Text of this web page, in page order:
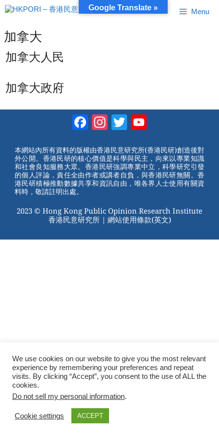
跳
至
容
Menu
加拿大
加拿大人民
加拿大政府
Facebook
Instagram
Twitter
本網站內所有資料的版權由香港民意研究所(香港民研)創造後對
外公開。香港民研的核心價值是科學與民主，向來以專業知識
和社會良知服務大眾。香港民研強調專業中立，科學研究引發
的個人評論，責任全由作者或講者自負，與香港民研無關。香
港民研積極推動數據共享和資訊自由，唯各界人士使用有關資
料時，敬請註明出處。
2023 © Hong Kong Public Opinion Research Institute
香港民意研究所 | 網站使用條款(英文)
We use cookies on our website to give you the most relevant
experience by remembering your preferences and repeat
visits. By clicking “Accept”, you consent to the use of ALL the
cookies.
Do not sell my personal information.
Cookie settings ACCEPT
Google Translate »